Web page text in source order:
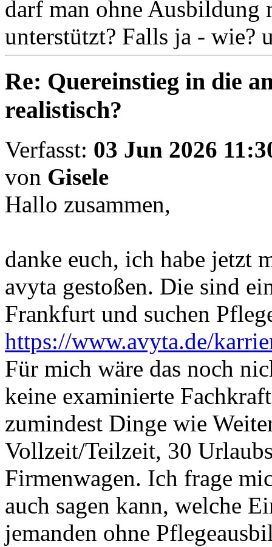
darf man ohne Ausbildung
unterstützt? Falls ja - wie?
Re: Quereinstieg in die
realistisch?
Verfasst: 03 Jun 2026
von Gisele
Hallo zusammen,
danke euch, ich habe jetzt
avyta gestoßen. Die sind
Frankfurt und suchen
https://www.avyta.de/
Für mich wäre das noch
keine examinierte
zumindest Dinge wie
Vollzeit/Teilzeit, 30
Firmenwagen. Ich frage
auch sagen kann, welche
jemanden ohne